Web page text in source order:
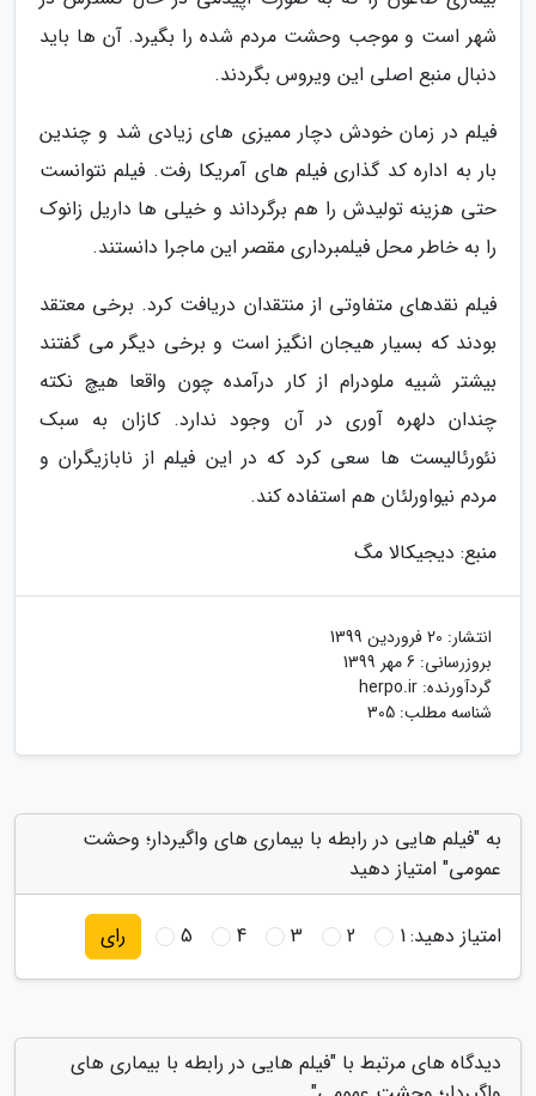
شهر است و موجب وحشت مردم شده را بگیرد. آن ها باید
دنبال منبع اصلی این ویروس بگردند.
فیلم در زمان خودش دچار ممیزی های زیادی شد و چندین
بار به اداره کد گذاری فیلم های آمریکا رفت. فیلم نتوانست
حتی هزینه تولیدش را هم برگرداند و خیلی ها داریل زانوک
را به خاطر محل فیلمبرداری مقصر این ماجرا دانستند.
فیلم نقدهای متفاوتی از منتقدان دریافت کرد. برخی معتقد
بودند که بسیار هیجان انگیز است و برخی دیگر می گفتند
بیشتر شبیه ملودرام از کار درآمده چون واقعا هیچ نکته
چندان دلهره آوری در آن وجود ندارد. کازان به سبک
نئورئالیست ها سعی کرد که در این فیلم از نابازیگران و
مردم نیواورلئان هم استفاده کند.
منبع: دیجیکالا مگ
انتشار: 20 فروردین 1399
بروزرسانی: 6 مهر 1399
گردآورنده: herpo.ir
شناسه مطلب: 305
به "فیلم هایی در رابطه با بیماری های واگیردار؛ وحشت
عمومی" امتیاز دهید
امتیاز دهید:1
2
3
4
5 رای
دیدگاه های مرتبط با "فیلم هایی در رابطه با بیماری های